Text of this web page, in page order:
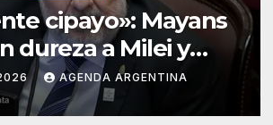
cipayo»: Mayans
dureza a Milei y
un juicio
traición a la Patria
AGENDA ARGENTINA